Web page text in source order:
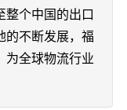
整个中国的出口
的不断发展，福
为全球物流行业